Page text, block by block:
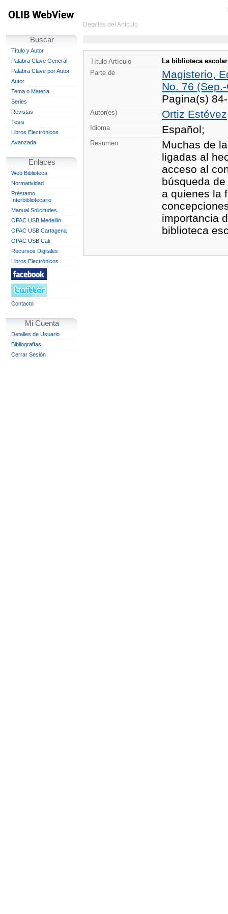
Buscar
Título y Autor
Palabra Clave General
Palabra Clave por Autor
Autor
Tema o Materia
Series
Revistas
Tesis
Libros Electrónicos
Avanzada
Enlaces
Web Biblioteca
Normatividad
Préstamo
Interbibliotecario
Manual Solicitudes
OPAC USB Medellín
OPAC USB Cartagena
OPAC USB Cali
Recursos Digitales
Libros Electrónicos
Contacto
Mi Cuenta
Detalles de Usuario
Bibliografías
Cerrar Sesión
Detalles del Artículo
Título Artículo
La biblioteca
Parte de
Magisterio,
No. 76
Pagina(s)
Autor(es) Ortiz
Idioma Español;
Resumen
Muchas de
ligadas al
acceso al
búsqueda
a quienes la
importancia
biblioteca